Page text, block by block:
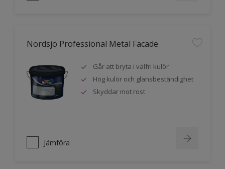
Nordsjö Professional Metal Facade
Går att bryta i valfri kulör
Hög kulör och glansbeständighet
Skyddar mot rost
Jämföra